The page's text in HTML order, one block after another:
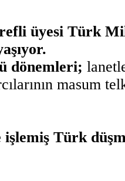
üyesi Türk
dönemleri;
masum
Türk